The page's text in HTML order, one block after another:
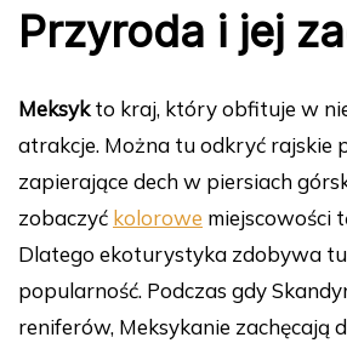
Przyroda i jej
Meksykto kraj, który obfituje w
atrakcje. Można tu odkryć rajskie
zapierające dech w piersiach
zobaczyć kolorowe miejscowości
Dlatego ekoturystyka zdobywa
popularność. Podczas gdy
reniferów, Meksykanie zachęcają